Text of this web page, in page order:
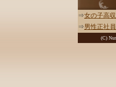
⇒女の子高
⇒男性正社
(C)